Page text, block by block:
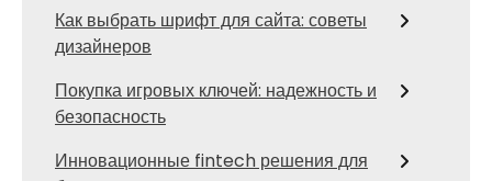
Как выбрать шрифт для сайта: советы
дизайнеров
Покупка игровых ключей: надежность и
безопасность
Инновационные fintech решения для